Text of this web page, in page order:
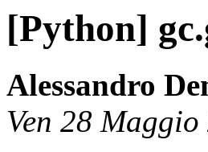
[Python]
Alessandro
Ven 28